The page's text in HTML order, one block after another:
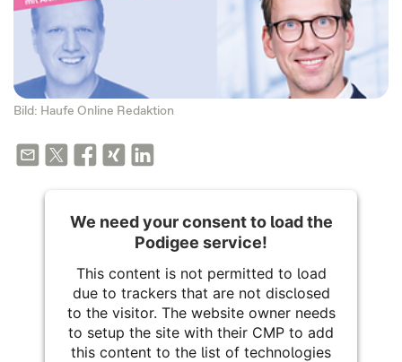
Bild: Haufe Online Redaktion
We need your consent to load the
Podigee service!
This content is not permitted to load
due to trackers that are not disclosed
to the visitor. The website owner needs
to setup the site with their CMP to add
this content to the list of technologies